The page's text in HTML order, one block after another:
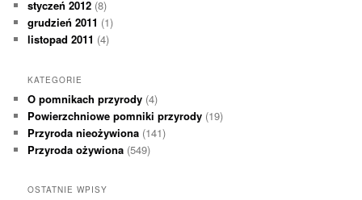
styczeń 2012 (8)
grudzień 2011 (1)
listopad 2011 (4)
KATEGORIE
O pomnikach przyrody (4)
Powierzchniowe pomniki przyrody (19)
Przyroda nieożywiona (141)
Przyroda ożywiona (549)
OSTATNIE WPISY